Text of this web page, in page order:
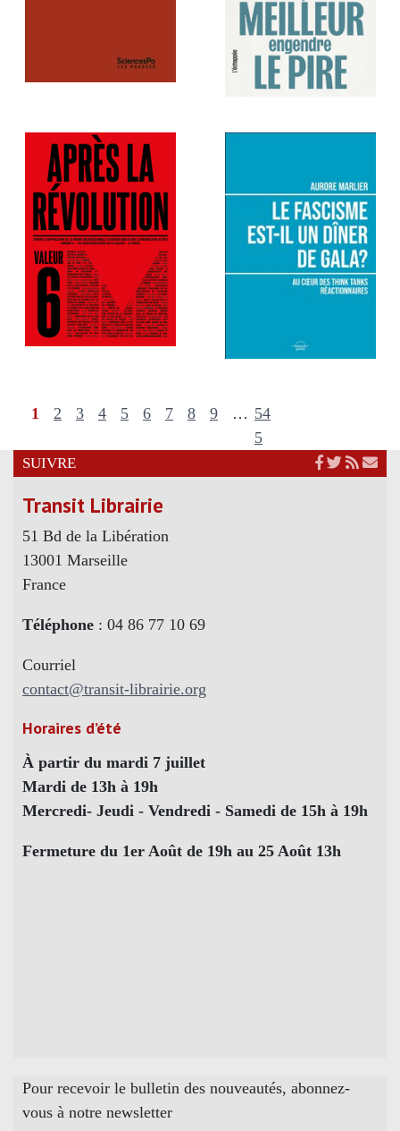
1 2 3 4 5 6 7 8 9 … 54
5
SUIVRE
Transit Librairie
51 Bd de la Libération
13001 Marseille
France
Téléphone : 04 86 77 10 69
Courriel
contact@transit-librairie.org
Horaires d’été
À partir du mardi 7 juillet
Mardi de 13h à 19h
Mercredi- Jeudi - Vendredi - Samedi de 15h à 19h
Fermeture du 1er Août de 19h au 25 Août 13h
Pour recevoir le bulletin des nouveautés, abonnez-
vous à notre newsletter